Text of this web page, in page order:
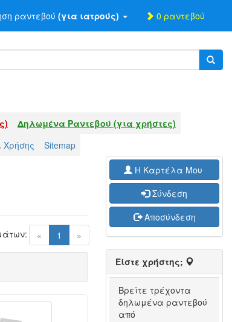
ραντεβού (για ιατρούς) 0 ραντεβού
Δηλωμένα Ραντεβού (για χρήστες)
Χρήσης Sitemap
« 1 (current)
»
H Καρτέλα Μου
Σύνδεση
Αποσύνδεση
Είστε χρήστης;
Βρείτε τρέχοντα
δηλωμένα ραντεβού
από